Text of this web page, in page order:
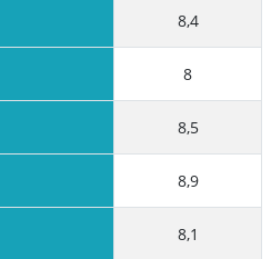
8,4
8
8,5
8,9
8,1